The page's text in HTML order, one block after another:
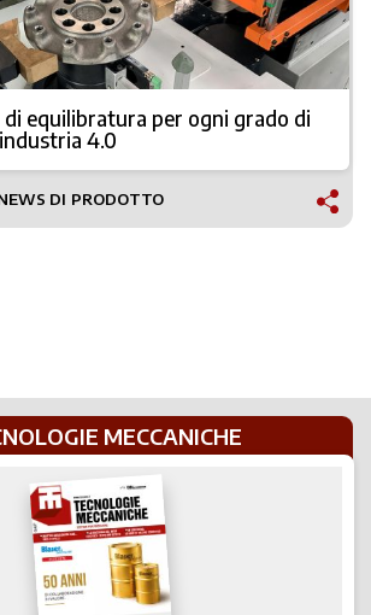
di equilibratura per ogni grado di
4.0
DI PRODOTTO
MECCANICHE